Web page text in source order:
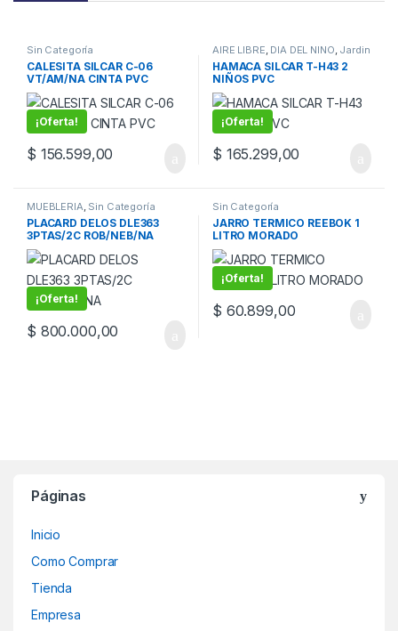
Sin Categoría
CALESITA SILCAR C-06
VT/AM/NA CINTA PVC
¡Oferta!
$ 156.599,00
AIRE LIBRE, DIA DEL NIÑO, Jardin
y Juegos de niños ,Sin
Categoría
HAMACA SILCAR T-H43 2
NIÑOS PVC
¡Oferta!
$ 165.299,00
MUEBLERIA Sin Categoría
PLACARD DELOS DLE363
3PTAS/2C ROB/NEB/NA
¡Oferta!
$ 800.000,00
Sin Categoría
JARRO TERMICO REEBOK 1
LITRO MORADO
¡Oferta!
$ 60.899,00
Páginas
Inicio
Como Comprar
Tienda
Empresa